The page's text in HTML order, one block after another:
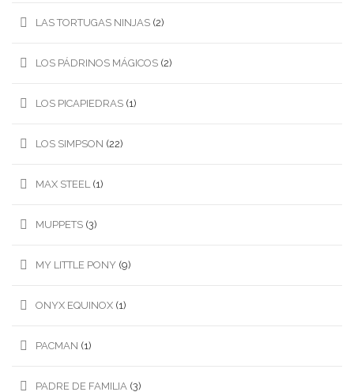
LAS TORTUGAS NINJAS (2)
LOS PÁDRINOS MÁGICOS (2)
LOS PICAPIEDRAS (1)
LOS SIMPSON (22)
MAX STEEL (1)
MUPPETS (3)
MY LITTLE PONY (9)
ONYX EQUINOX (1)
PACMAN (1)
PADRE DE FAMILIA (3)